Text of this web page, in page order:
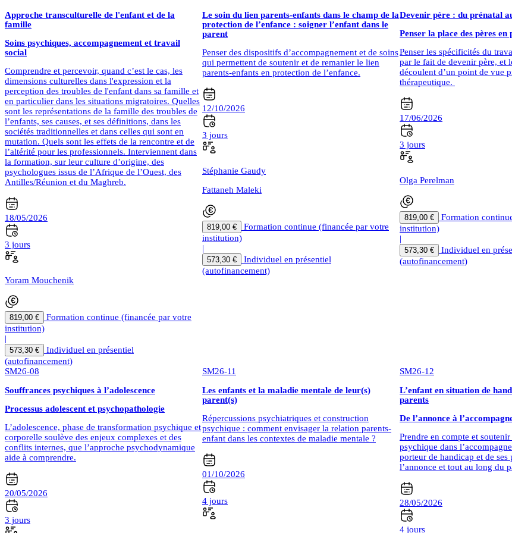
Approche transculturelle de l'enfant et de la
famille
Soins psychiques, accompagnement et travail
social
Comprendre et percevoir, quand c’est le cas, les
dimensions culturelles dans l'expression et la
perception des troubles de l'enfant dans sa famille et
en particulier dans les situations migratoires. Quelles
sont les représentations de la famille des troubles de
l’enfants, ses causes, et ses définitions, dans les
sociétés traditionnelles et dans celles qui sont en
mutation. Quels sont les effets de la rencontre et de
l’altérité pour les professionnels. Interviennent dans
la formation, sur leur culture d’origine, des
psychologues issus de l’Afrique de l’Ouest, des
Antilles/Réunion et du Maghreb.
18/05/2026
3 jours
Yoram Mouchenik
819,00 €
Formation continue (financée par votre
institution)
|
573,30 €
Individuel en présentiel
(autofinancement)
Le soin du lien parents-enfants dans le champ de la
protection de l’enfance : soigner l’enfant dans le
parent
Penser des dispositifs d’accompagnement et de soins
qui permettent de soutenir et de remanier le lien
parents-enfants en protection de l’enfance.
12/10/2026
3 jours
Stéphanie Gaudy
Fattaneh Maleki
819,00 €
Formation continue (financée par votre
institution)
|
573,30 €
Individuel en présentiel
(autofinancement)
Devenir père : du prénatal
Penser la place des pères
Penser les spécificités du
par le fait de devenir père, et
découlent d’un point de vue
thérapeutique.
17/06/2026
3 jours
Olga Perelman
819,00 €
Formation
institution)
|
573,30 €
Individuel en
(autofinancement)
SM26-08
Souffrances psychiques à l’adolescence
Processus adolescent et psychopathologie
L’adolescence, phase de transformation psychique et
corporelle soulève des enjeux complexes et des
conflits internes, que l’approche psychodynamique
aide à comprendre.
20/05/2026
3 jours
SM26-11
Les enfants et la maladie mentale de leur(s)
parent(s)
Répercussions psychiatriques et construction
psychique : comment envisager la relation parents-
enfant dans les contextes de maladie mentale ?
01/10/2026
4 jours
SM26-12
L’enfant en situation de
parents
De l’annonce à
Prendre en compte et
psychique dans
porteur de handicap et de ses
l’annonce et tout au long du
28/05/2026
4 jours